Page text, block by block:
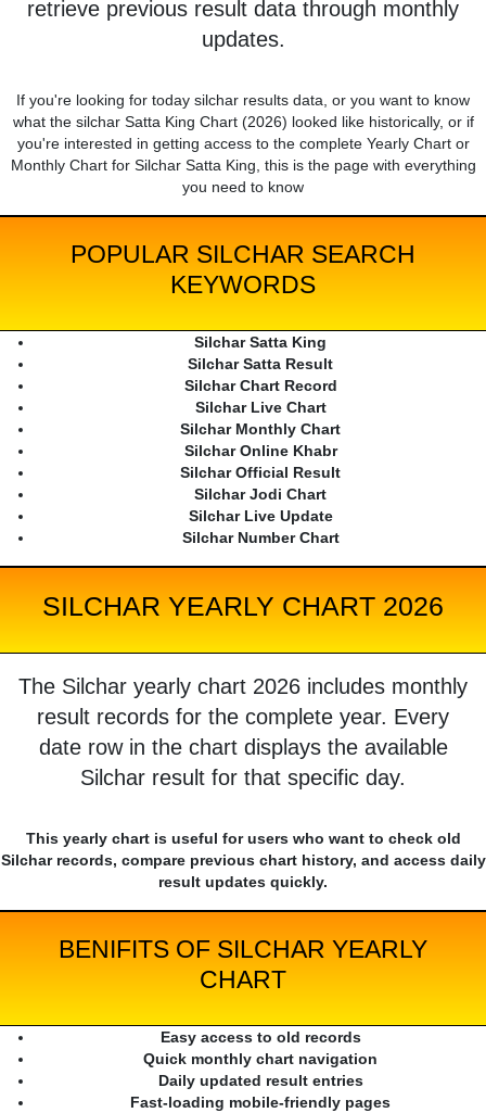
retrieve previous result data through monthly
updates.
If you're looking for today silchar results data, or you want to know
what the silchar Satta King Chart (2026) looked like historically, or if
you're interested in getting access to the complete Yearly Chart or
Monthly Chart for Silchar Satta King, this is the page with everything
you need to know
POPULAR SILCHAR SEARCH
KEYWORDS
Silchar Satta King
Silchar Satta Result
Silchar Chart Record
Silchar Live Chart
Silchar Monthly Chart
Silchar Online Khabr
Silchar Official Result
Silchar Jodi Chart
Silchar Live Update
Silchar Number Chart
SILCHAR YEARLY CHART 2026
The Silchar yearly chart 2026 includes monthly
result records for the complete year. Every
date row in the chart displays the available
Silchar result for that specific day.
This yearly chart is useful for users who want to check old
Silchar records, compare previous chart history, and access daily
result updates quickly.
BENIFITS OF SILCHAR YEARLY
CHART
Easy access to old records
Quick monthly chart navigation
Daily updated result entries
Fast-loading mobile-friendly pages